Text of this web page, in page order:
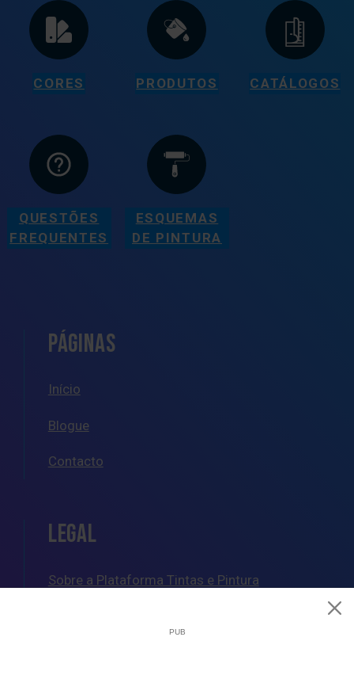
CORES PRODUTOS CATÁLOGOS
QUESTÕES
FREQUENTES
ESQUEMAS
DE PINTURA
PÁGINAS
Início
Blogue
Contacto
LEGAL
Sobre a Plataforma Tintas e Pintura